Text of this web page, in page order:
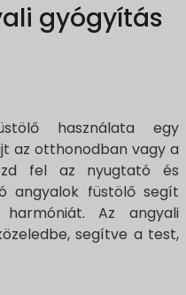
gyógyítás
használata egy
az otthonodban vagy a
fel az nyugtató és
angyalok füstölő segít
Az angyali
segítve a test,